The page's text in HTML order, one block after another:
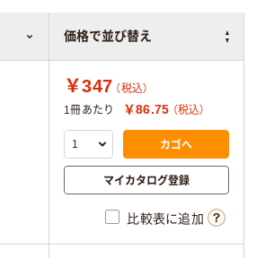
価格で並び替え
￥347 （税込）
1冊あたり
￥86.75 （税込）
カゴへ
マイカタログ登録
比較表に追加